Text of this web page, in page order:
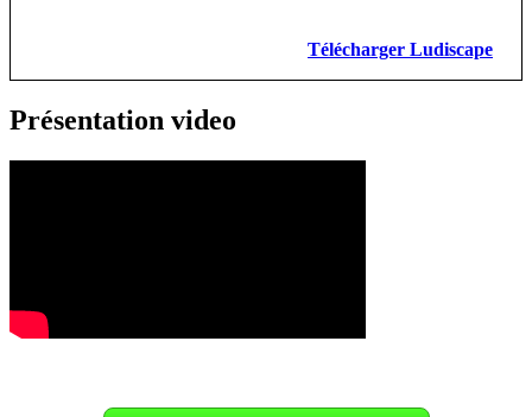
Télécharger Ludiscape
Présentation video